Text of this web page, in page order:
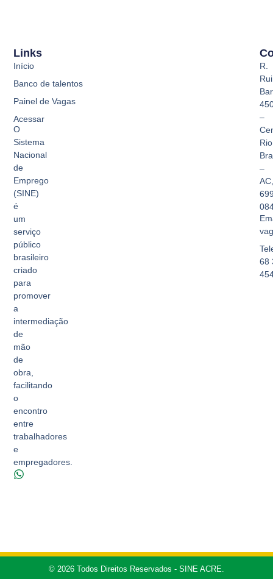
O
Sistema
Nacional
de
Emprego
(SINE)
é
um
serviço
público
brasileiro
criado
para
promover
a
intermediação
de
mão
de
obra,
facilitando
o
encontro
entre
trabalhadores
e
empregadores.
Links
Início
Banco de talentos
Painel de Vagas
Acessar
R.
Rui
–
Rio
–
AC,
68
© 2026 Todos Direitos Reservados - SINE ACRE.